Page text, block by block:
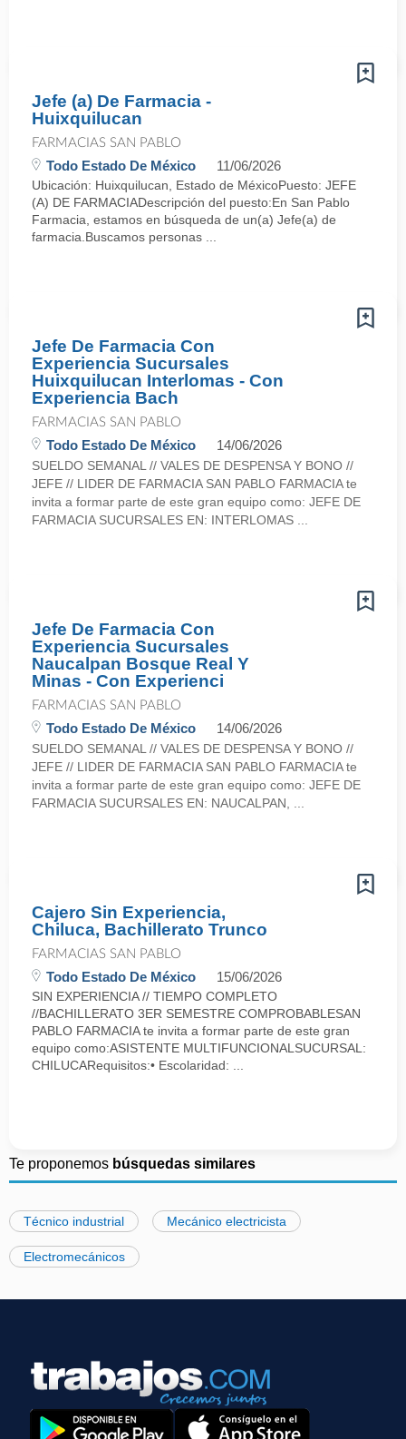
Jefe (a) De Farmacia -
Huixquilucan
FARMACIAS SAN PABLO
Todo Estado De México 11/06/2026
Ubicación: Huixquilucan, Estado de MéxicoPuesto: JEFE
(A) DE FARMACIADescripción del puesto:En San Pablo
Farmacia, estamos en búsqueda de un(a) Jefe(a) de
farmacia.Buscamos personas ...
Jefe De Farmacia Con
Experiencia Sucursales
Huixquilucan Interlomas - Con
Experiencia Bach
FARMACIAS SAN PABLO
Todo Estado De México 14/06/2026
SUELDO SEMANAL // VALES DE DESPENSA Y BONO //
JEFE // LIDER DE FARMACIA SAN PABLO FARMACIA te
invita a formar parte de este gran equipo como: JEFE DE
FARMACIA SUCURSALES EN: INTERLOMAS ...
Jefe De Farmacia Con
Experiencia Sucursales
Naucalpan Bosque Real Y
Minas - Con Experienci
FARMACIAS SAN PABLO
Todo Estado De México 14/06/2026
SUELDO SEMANAL // VALES DE DESPENSA Y BONO //
JEFE // LIDER DE FARMACIA SAN PABLO FARMACIA te
invita a formar parte de este gran equipo como: JEFE DE
FARMACIA SUCURSALES EN: NAUCALPAN, ...
Cajero Sin Experiencia,
Chiluca, Bachillerato Trunco
FARMACIAS SAN PABLO
Todo Estado De México 15/06/2026
SIN EXPERIENCIA // TIEMPO COMPLETO
//BACHILLERATO 3ER SEMESTRE COMPROBABLESAN
PABLO FARMACIA te invita a formar parte de este gran
equipo como:ASISTENTE MULTIFUNCIONALSUCURSAL:
CHILUCARequisitos:• Escolaridad: ...
Te proponemos búsquedas similares
Técnico industrial Mecánico electricista
Electromecánicos